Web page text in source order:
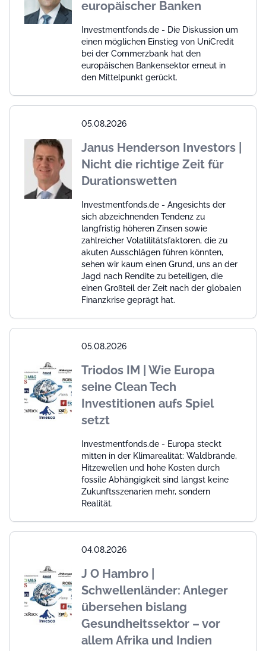
europäischer Banken
Investmentfonds.de - Die Diskussion um
einen möglichen Einstieg von UniCredit
bei der Commerzbank hat den
europäischen Bankensektor erneut in
den Mittelpunkt gerückt.
05.08.2026
Janus Henderson Investors |
Nicht die richtige Zeit für
Durationswetten
Investmentfonds.de - Angesichts der
sich abzeichnenden Tendenz zu
langfristig höheren Zinsen sowie
zahlreicher Volatilitätsfaktoren, die zu
akuten Ausschlägen führen könnten,
sehen wir kaum einen Grund, uns an der
Jagd nach Rendite zu beteiligen, die
einen Großteil der Zeit nach der globalen
Finanzkrise geprägt hat.
05.08.2026
Triodos IM | Wie Europa
seine Clean Tech
Investitionen aufs Spiel
setzt
Investmentfonds.de - Europa steckt
mitten in der Klimarealität: Waldbrände,
Hitzewellen und hohe Kosten durch
fossile Abhängigkeit sind längst keine
Zukunftsszenarien mehr, sondern
Realität.
04.08.2026
J O Hambro |
Schwellenländer: Anleger
übersehen bislang
Gesundheitssektor – vor
allem Afrika und Indien